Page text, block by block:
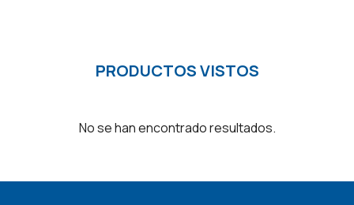
PRODUCTOS VISTOS
No se han encontrado resultados.